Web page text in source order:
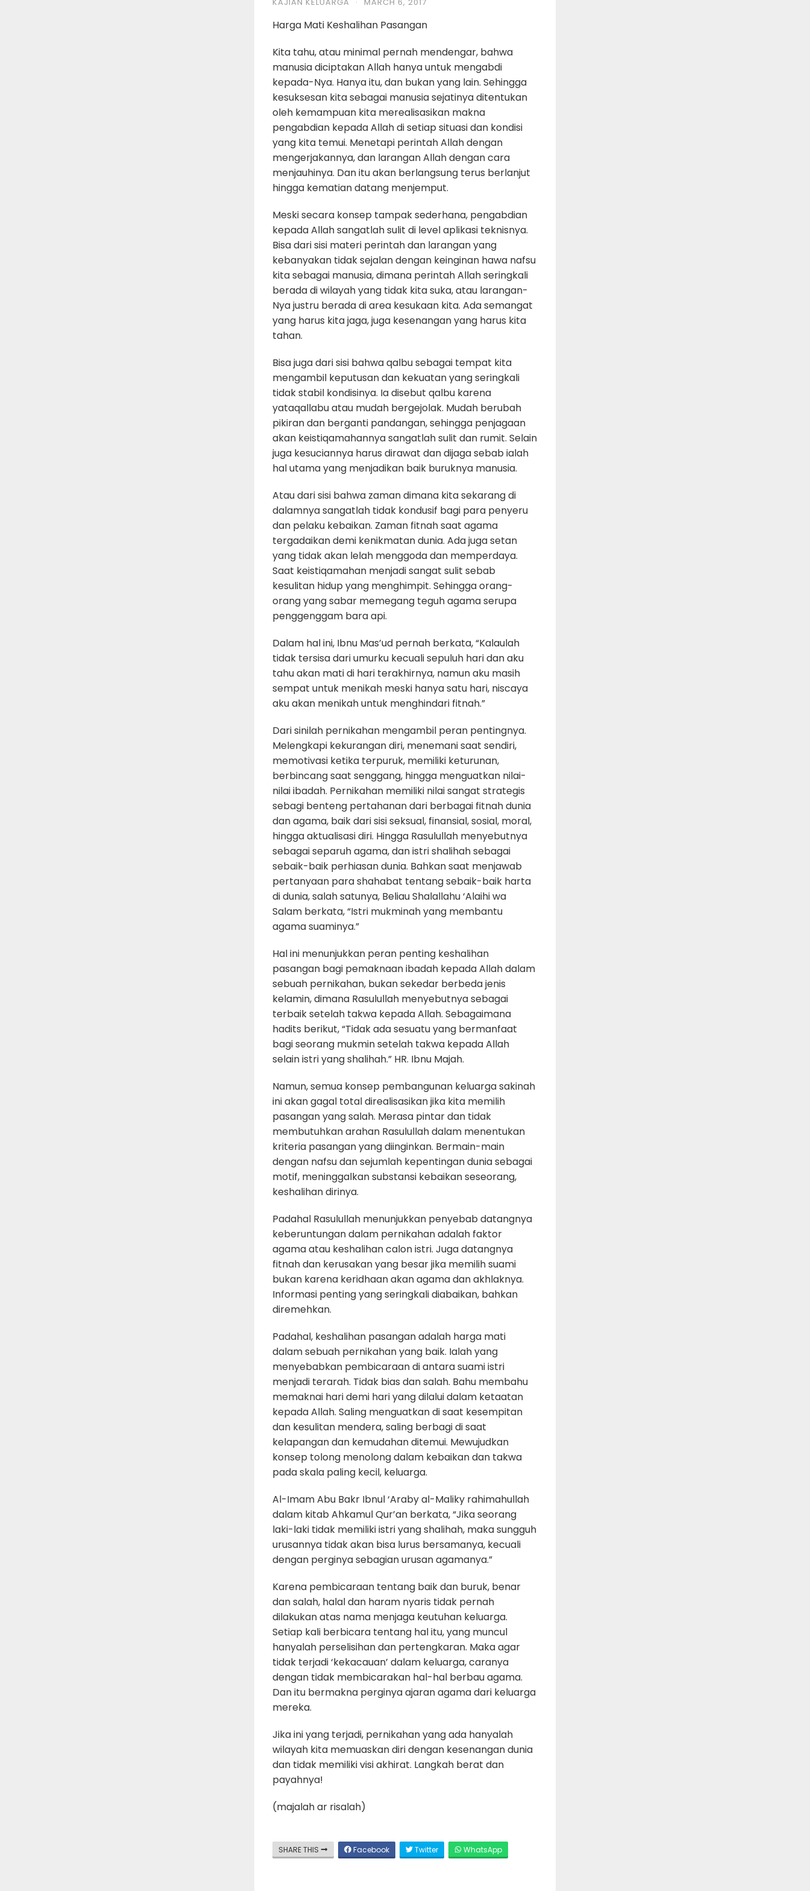
Harga Mati Keshalihan Pasangan
Kita tahu, atau minimal pernah mendengar, bahwa
manusia diciptakan Allah hanya untuk mengabdi
kepada-Nya. Hanya itu, dan bukan yang lain. Sehingga
kesuksesan kita sebagai manusia sejatinya ditentukan
oleh kemampuan kita merealisasikan makna
pengabdian kepada Allah di setiap situasi dan kondisi
yang kita temui. Menetapi perintah Allah dengan
mengerjakannya, dan larangan Allah dengan cara
menjauhinya. Dan itu akan berlangsung terus berlanjut
hingga kematian datang menjemput.
Meski secara konsep tampak sederhana, pengabdian
kepada Allah sangatlah sulit di level aplikasi teknisnya.
Bisa dari sisi materi perintah dan larangan yang
kebanyakan tidak sejalan dengan keinginan hawa nafsu
kita sebagai manusia, dimana perintah Allah seringkali
berada di wilayah yang tidak kita suka, atau larangan-
Nya justru berada di area kesukaan kita. Ada semangat
yang harus kita jaga, juga kesenangan yang harus kita
tahan.
Bisa juga dari sisi bahwa qalbu sebagai tempat kita
mengambil keputusan dan kekuatan yang seringkali
tidak stabil kondisinya. Ia disebut qalbu karena
yataqallabu atau mudah bergejolak. Mudah berubah
pikiran dan berganti pandangan, sehingga penjagaan
akan keistiqamahannya sangatlah sulit dan rumit. Selain
juga kesuciannya harus dirawat dan dijaga sebab ialah
hal utama yang menjadikan baik buruknya manusia.
Atau dari sisi bahwa zaman dimana kita sekarang di
dalamnya sangatlah tidak kondusif bagi para penyeru
dan pelaku kebaikan. Zaman fitnah saat agama
tergadaikan demi kenikmatan dunia. Ada juga setan
yang tidak akan lelah menggoda dan memperdaya.
Saat keistiqamahan menjadi sangat sulit sebab
kesulitan hidup yang menghimpit. Sehingga orang-
orang yang sabar memegang teguh agama serupa
penggenggam bara api.
Dalam hal ini, Ibnu Mas’ud pernah berkata, “Kalaulah
tidak tersisa dari umurku kecuali sepuluh hari dan aku
tahu akan mati di hari terakhirnya, namun aku masih
sempat untuk menikah meski hanya satu hari, niscaya
aku akan menikah untuk menghindari fitnah.”
Dari sinilah pernikahan mengambil peran pentingnya.
Melengkapi kekurangan diri, menemani saat sendiri,
memotivasi ketika terpuruk, memiliki keturunan,
berbincang saat senggang, hingga menguatkan nilai-
nilai ibadah. Pernikahan memiliki nilai sangat strategis
sebagi benteng pertahanan dari berbagai fitnah dunia
dan agama, baik dari sisi seksual, finansial, sosial, moral,
hingga aktualisasi diri. Hingga Rasulullah menyebutnya
sebagai separuh agama, dan istri shalihah sebagai
sebaik-baik perhiasan dunia. Bahkan saat menjawab
pertanyaan para shahabat tentang sebaik-baik harta
di dunia, salah satunya, Beliau Shalallahu ‘Alaihi wa
Salam berkata, “Istri mukminah yang membantu
agama suaminya.”
Hal ini menunjukkan peran penting keshalihan
pasangan bagi pemaknaan ibadah kepada Allah dalam
sebuah pernikahan, bukan sekedar berbeda jenis
kelamin, dimana Rasulullah menyebutnya sebagai
terbaik setelah takwa kepada Allah. Sebagaimana
hadits berikut, “Tidak ada sesuatu yang bermanfaat
bagi seorang mukmin setelah takwa kepada Allah
selain istri yang shalihah.” HR. Ibnu Majah.
Namun, semua konsep pembangunan keluarga sakinah
ini akan gagal total direalisasikan jika kita memilih
pasangan yang salah. Merasa pintar dan tidak
membutuhkan arahan Rasulullah dalam menentukan
kriteria pasangan yang diinginkan. Bermain-main
dengan nafsu dan sejumlah kepentingan dunia sebagai
motif, meninggalkan substansi kebaikan seseorang,
keshalihan dirinya.
Padahal Rasulullah menunjukkan penyebab datangnya
keberuntungan dalam pernikahan adalah faktor
agama atau keshalihan calon istri. Juga datangnya
fitnah dan kerusakan yang besar jika memilih suami
bukan karena keridhaan akan agama dan akhlaknya.
Informasi penting yang seringkali diabaikan, bahkan
diremehkan.
Padahal, keshalihan pasangan adalah harga mati
dalam sebuah pernikahan yang baik. Ialah yang
menyebabkan pembicaraan di antara suami istri
menjadi terarah. Tidak bias dan salah. Bahu membahu
memaknai hari demi hari yang dilalui dalam ketaatan
kepada Allah. Saling menguatkan di saat kesempitan
dan kesulitan mendera, saling berbagi di saat
kelapangan dan kemudahan ditemui. Mewujudkan
konsep tolong menolong dalam kebaikan dan takwa
pada skala paling kecil, keluarga.
Al-Imam Abu Bakr Ibnul ‘Araby al-Maliky rahimahullah
dalam kitab Ahkamul Qur’an berkata, “Jika seorang
laki-laki tidak memiliki istri yang shalihah, maka sungguh
urusannya tidak akan bisa lurus bersamanya, kecuali
dengan perginya sebagian urusan agamanya.”
Karena pembicaraan tentang baik dan buruk, benar
dan salah, halal dan haram nyaris tidak pernah
dilakukan atas nama menjaga keutuhan keluarga.
Setiap kali berbicara tentang hal itu, yang muncul
hanyalah perselisihan dan pertengkaran. Maka agar
tidak terjadi ‘kekacauan’ dalam keluarga, caranya
dengan tidak membicarakan hal-hal berbau agama.
Dan itu bermakna perginya ajaran agama dari keluarga
mereka.
Jika ini yang terjadi, pernikahan yang ada hanyalah
wilayah kita memuaskan diri dengan kesenangan dunia
dan tidak memiliki visi akhirat. Langkah berat dan
payahnya!
(majalah ar risalah)
SHARE THIS Facebook Twitter WhatsApp